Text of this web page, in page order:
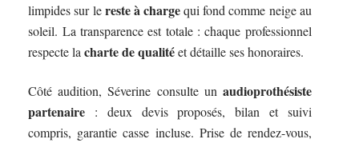
limpides sur lereste à chargequi fond comme neige au
soleil. La transparence est totale : chaque professionnel
respecte lacharte de qualitéet détaille ses honoraires.
Côté audition, Séverine consulte un audioprothésiste
partenaire : deux devis proposés, bilan et suivi
compris, garantie casse incluse. Prise de rendez-vous,